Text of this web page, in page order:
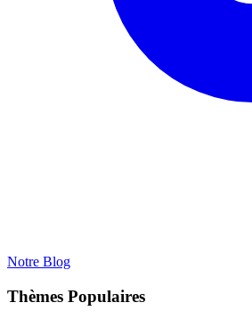
Notre Blog
Thèmes Populaires